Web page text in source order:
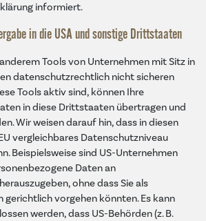
informiert.
in die USA und sonstige Drittstaaten
Tools von Unternehmen mit Sitz in
datenschutzrechtlich nicht sicheren
Tools aktiv sind, können Ihre
in diese Drittstaaten übertragen und
Wir weisen darauf hin, dass in diesen
vergleichbares Datenschutzniveau
Beispielsweise sind US-Unternehmen
Daten an
ohne dass Sie als
vorgehen könnten. Es kann
werden, dass US-Behörden (z. B.